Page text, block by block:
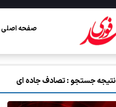
صفحه اصلی
نتیجه جستجو : تصادف جاده ای